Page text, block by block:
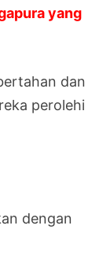
yang
dan
perolehi
dengan